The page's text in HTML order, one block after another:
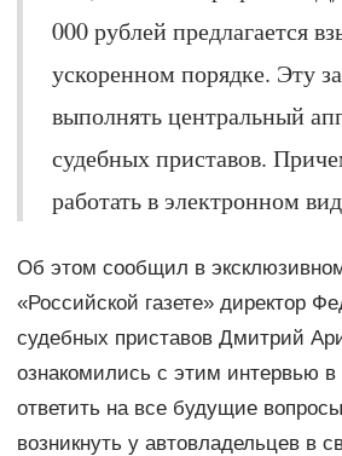
000 рублей предлагается
ускоренном порядке. Эту
выполнять центральный
судебных приставов.
работать в электронном
Об этом сообщил в
«Российской газете» директор
судебных приставов Дмитрий
ознакомились с этим интервью
ответить на все будущие
возникнуть у автовладельцев в